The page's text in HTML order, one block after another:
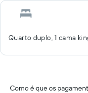
Quarto duplo, 1 cama
Como é que os